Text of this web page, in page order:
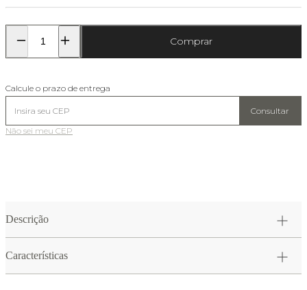
Comprar
Calcule o prazo de entrega
Consultar
Não sei meu CEP
Descrição
Características